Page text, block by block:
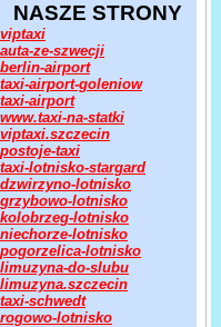
NASZE STRONY
viptaxi
auta-ze-szwecji
berlin-airport
taxi-airport-goleniow
taxi-airport
www.taxi-na-statki
viptaxi.szczecin
postoje-taxi
taxi-lotnisko-stargard
dzwirzyno-lotnisko
grzybowo-lotnisko
kolobrzeg-lotnisko
niechorze-lotnisko
pogorzelica-lotnisko
limuzyna-do-slubu
limuzyna.szczecin
taxi-schwedt
rogowo-lotnisko